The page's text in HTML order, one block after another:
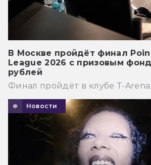
В Москве пройдёт финал
League 2026 с призовым
рублей
Финал пройдёт в клубе T-Arena.
Новости